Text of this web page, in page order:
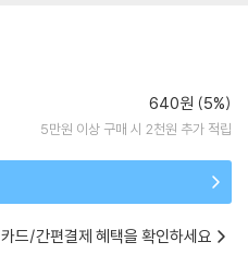
640원 (5%)
5만원 이상 구매 시 2천원 추가 적립
카드/간편결제 혜택을 확인하세요